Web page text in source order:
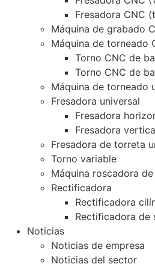
Fresadora CNC
Máquina de grabado
Máquina de torneado
Torno CNC de
Torno CNC de
Máquina de torneado
Fresadora universal
Fresadora
Fresadora
Fresadora de torreta
Torno variable
Máquina roscadora
Rectificadora
Rectificadora
Rectificadora de
Noticias
Noticias de empresa
Noticias del sector